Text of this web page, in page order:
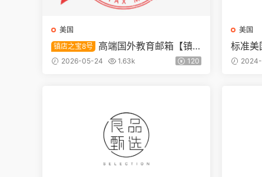
美国
镇店之宝8号
高端国外教育邮箱【镇
店之宝8号】
2026-05-24 1.63k 120
美国
标准美
验版】